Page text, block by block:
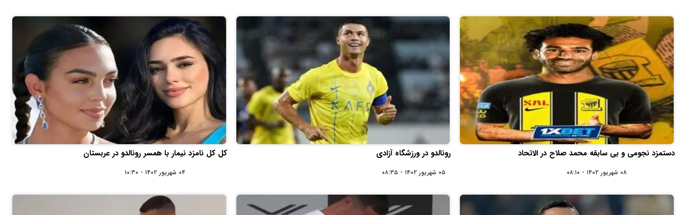
دستمزد نجومی و بی سابقه محمد صلاح در الاتحاد
۰۸ شهریور ۱۴۰۲ - ۰۸:۱۰
رونالدو در ورزشگاه آزادی
۰۵ شهریور ۱۴۰۲ - ۰۸:۳۵
کل کل نامزد نیمار با همسر رونالدو در عربستان
۰۴ شهریور ۱۴۰۲ - ۱۰:۳۰